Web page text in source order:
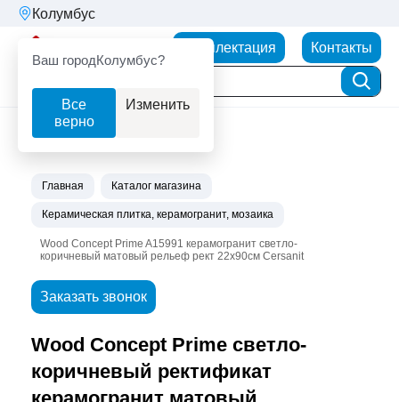
Колумбус
Ваш городКолумбус?
Все
верно
Изменить
Комплектация Контакты
Главная Каталог магазина
Керамическая плитка, керамогранит, мозаика
Wood Concept Prime A15991 керамогранит светло-
коричневый матовый рельеф рект 22х90см Cersanit
Заказать звонок
Wood Concept Prime светло-
коричневый ректификат